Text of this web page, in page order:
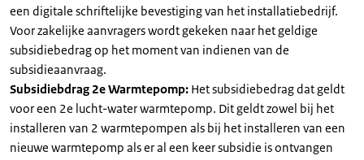
een digitale schriftelijke bevestiging van het installatiebedrijf.
Voor zakelijke aanvragers wordt gekeken naar het geldige
subsidiebedrag op het moment van indienen van de
subsidieaanvraag.
Subsidiebdrag 2e Warmtepomp: Het subsidiebedrag dat geldt
voor een 2e lucht-water warmtepomp. Dit geldt zowel bij het
installeren van 2 warmtepompen als bij het installeren van een
nieuwe warmtepomp als er al een keer subsidie is ontvangen